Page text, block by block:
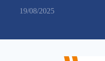
19/08/2025